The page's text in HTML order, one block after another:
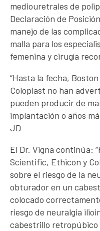
mediouretrales de
Declaración de
manejo de las
malla para los
femenina y cirugía
“Hasta la fecha,
Coloplast no han
pueden producir de
implantación o años
JD
El Dr. Vigna continúa:
Scientific, Ethicon y
sobre el riesgo de la
obturador en un
colocado
riesgo de neuralgia
cabestrillo retropúbico